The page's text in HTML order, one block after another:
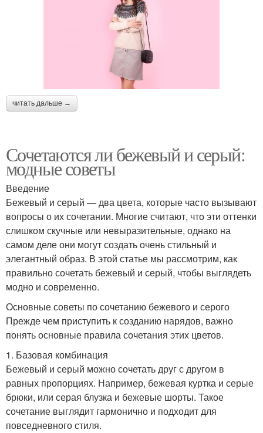
читать дальше →
Сочетаются ли бежевый и серый:
модные советы
Введение
Бежевый и серый — два цвета, которые часто вызывают
вопросы о их сочетании. Многие считают, что эти оттенки
слишком скучные или невыразительные, однако на
самом деле они могут создать очень стильный и
элегантный образ. В этой статье мы рассмотрим, как
правильно сочетать бежевый и серый, чтобы выглядеть
модно и современно.
Основные советы по сочетанию бежевого и серого
Прежде чем приступить к созданию нарядов, важно
понять основные правила сочетания этих цветов.
1. Базовая комбинация
Бежевый и серый можно сочетать друг с другом в
равных пропорциях. Например, бежевая куртка и серые
брюки, или серая блузка и бежевые шорты. Такое
сочетание выглядит гармонично и подходит для
повседневного стиля.